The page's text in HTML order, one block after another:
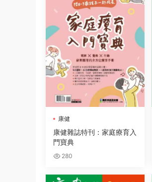
康健
康健雜誌特刊：家庭療育入
門寶典
280